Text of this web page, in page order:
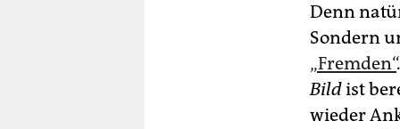
Denn
Sondern
„Fremden“
Bildist
wieder